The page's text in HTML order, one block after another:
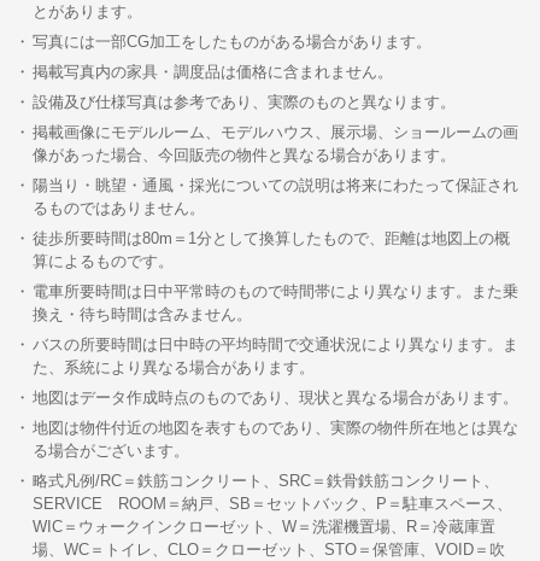
とがあります。
写真には一部CG加工をしたものがある場合があります。
掲載写真内の家具・調度品は価格に含まれません。
設備及び仕様写真は参考であり、実際のものと異なります。
掲載画像にモデルルーム、モデルハウス、展示場、ショールームの画
像があった場合、今回販売の物件と異なる場合があります。
陽当り・眺望・通風・採光についての説明は将来にわたって保証され
るものではありません。
徒歩所要時間は80m＝1分として換算したもので、距離は地図上の概
算によるものです。
電車所要時間は日中平常時のもので時間帯により異なります。また乗
換え・待ち時間は含みません。
バスの所要時間は日中時の平均時間で交通状況により異なります。ま
た、系統により異なる場合があります。
地図はデータ作成時点のものであり、現状と異なる場合があります。
地図は物件付近の地図を表すものであり、実際の物件所在地とは異な
る場合がございます。
略式凡例/RC＝鉄筋コンクリート、SRC＝鉄骨鉄筋コンクリート、
SERVICE ROOM＝納戸、SB＝セットバック、P＝駐車スペース、
WIC＝ウォークインクローゼット、W＝洗濯機置場、R＝冷蔵庫置
場、WC＝トイレ、CLO＝クローゼット、STO＝保管庫、VOID＝吹